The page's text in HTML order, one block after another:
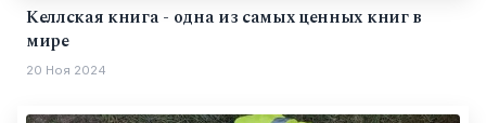
Келлская книга - одна из самых ценных книг в
мире
20 Ноя 2024